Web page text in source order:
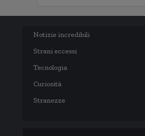
Notizie incredibili
Strani eccessi
Tecnologia
Curiosità
Stranezze